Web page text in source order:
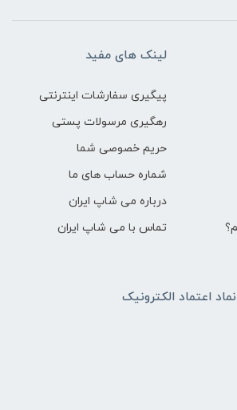
لینک های مفید
پیگیری سفارشات اینترنتی
رهگیری مرسولات پستی
حریم خصوصی شما
شماره حساب های ما
درباره می شاپ ایران
تماس با می شاپ ایران
نماد اعتماد الکترونیک